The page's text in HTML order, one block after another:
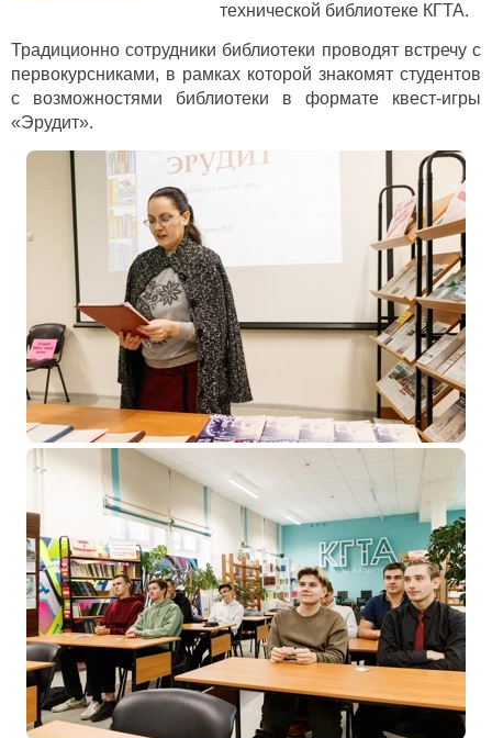
технической библиотеке КГТА.
Традиционно сотрудники библиотеки проводят встречу с
первокурсниками, в рамках которой знакомят студентов
с возможностями библиотеки в формате квест-игры
«Эрудит».